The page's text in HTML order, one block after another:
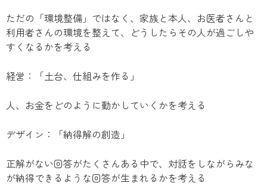
ただの「環境整備」ではなく、家族と本人、お医者さんと
利用者さんの環境を整えて、どうしたらその人が過ごしや
すくなるかを考える
経営：「土台、仕組みを作る」
人、お金をどのように動かしていくかを考える
デザイン：「納得解の創造」
正解がない回答がたくさんある中で、対話をしながらみな
が納得できるような回答が生まれるかを考える